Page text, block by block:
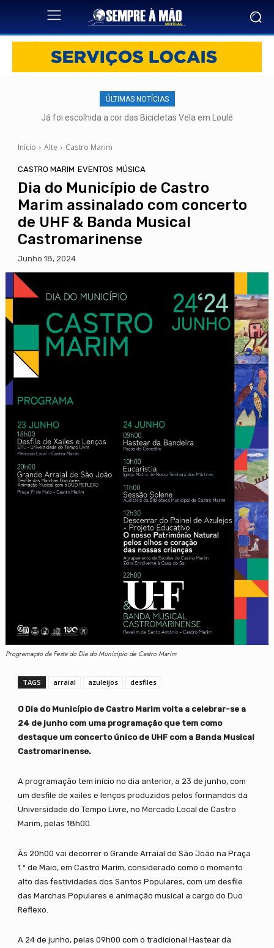
ÚLTIMAS NOTÍCIAS
Já foi escolhida a cor das Bicicletas Vela em Loulé
Início Alte Castro Marim
CASTRO MARIM EVENTOS MÚSICA
Dia do Município de Castro
Marim assinalado com concerto
de UHF & Banda Musical
Castromarinense
Junho 18, 2024
Programação da Festa do Dia do Município de Castro Marim
TAGS arraial azuleijos desfiles
O Dia do Município de Castro Marim volta a celebrar-se a
24 de junho com uma programação que tem como
destaque um concerto único de UHF com a Banda Musical
Castromarinense.
A programação tem início no dia anterior, a 23 de junho, com
um desfile de xailes e lenços produzidos pelos formandos da
Universidade do Tempo Livre, no Mercado Local de Castro
Marim, pelas 18h00.
Às 20h00 vai decorrer o Grande Arraial de São João na Praça
1.º de Maio, em Castro Marim, considerado como o momento
alto das festividades dos Santos Populares, com um desfile
das Marchas Populares e animação musical a cargo do Duo
Reflexo.
A 24 de junho, pelas 09h00 com o tradicional Hastear da